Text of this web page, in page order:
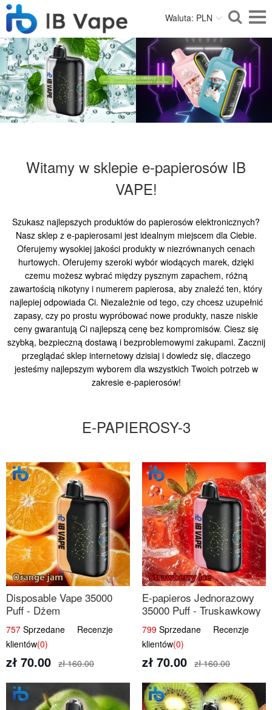
Waluta: PLN
Witamy w sklepie e-papierosów IB
VAPE!
Szukasz najlepszych produktów do papierosów elektronicznych?
Nasz sklep z e-papierosami jest idealnym miejscem dla Ciebie.
Oferujemy wysokiej jakości produkty w niezrównanych cenach
hurtowych. Oferujemy szeroki wybór wiodących marek, dzięki
czemu możesz wybrać między pysznym zapachem, różną
zawartością nikotyny i numerem papierosa, aby znaleźć ten, który
najlepiej odpowiada Ci. Niezależnie od tego, czy chcesz uzupełnić
zapasy, czy po prostu wypróbować nowe produkty, nasze niskie
ceny gwarantują Ci najlepszą cenę bez kompromisów. Ciesz się
szybką, bezpieczną dostawą i bezproblemowymi zakupami. Zacznij
przeglądać sklep internetowy dzisiaj i dowiedz się, dlaczego
jesteśmy najlepszym wyborem dla wszystkich Twoich potrzeb w
zakresie e-papierosów!
E-PAPIEROSY-3
Disposable Vape 35000
Puff - Dżem
Pomarańczowy | IBvape
757 Sprzedane Recenzje
klientów(0)
zł 70.00 zł 160.00
E-papieros Jednorazowy
35000 Puff - Truskawkowy
Lód | IBvape
799 Sprzedane Recenzje
klientów(0)
zł 70.00 zł 160.00